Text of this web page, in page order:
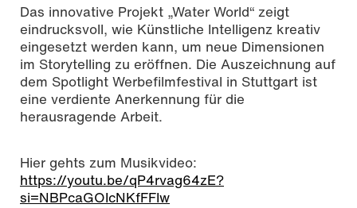
Das innovative Projekt „Water World“ zeigt
eindrucksvoll, wie Künstliche Intelligenz kreativ
eingesetzt werden kann, um neue Dimensionen
im Storytelling zu eröffnen. Die Auszeichnung auf
dem Spotlight Werbefilmfestival in Stuttgart ist
eine verdiente Anerkennung für die
herausragende Arbeit.
Hier gehts zum Musikvideo:
https://youtu.be/qP4rvag64zE?
si=NBPcaGOIcNKfFFIw